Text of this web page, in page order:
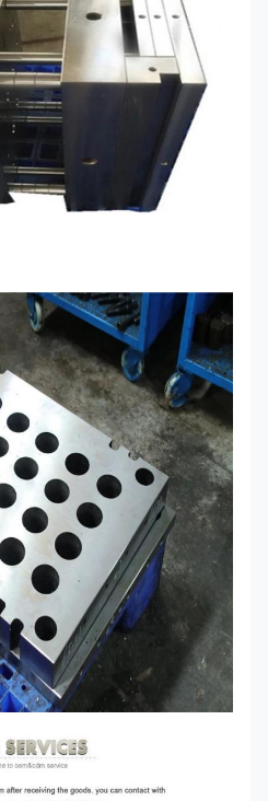
Formenentwicklung und -
verarbeitung usw
PRO/E, Auto CAD, Solid
Works,IGS,UG, CAD/CAM/CAE
Digitales Höhenmessgerät,
Messschieber,
Koordinatenmessgerät,
Projektionsgerät,
Hochleistungsausrüstung;
elektronisches Gerät;
Autoersatzteile; optische
Telekommunikation
Umweltfreundliche PP-Beutel / EPE-
Schaum / Kartons oder Holzkisten
Als spezifische Anforderungen des
Kunden
7-10 Tage nach Bestätigung
7-30 Tage nach Erhalt der
Vorauszahlungen
T/T, Western Union, Paypal